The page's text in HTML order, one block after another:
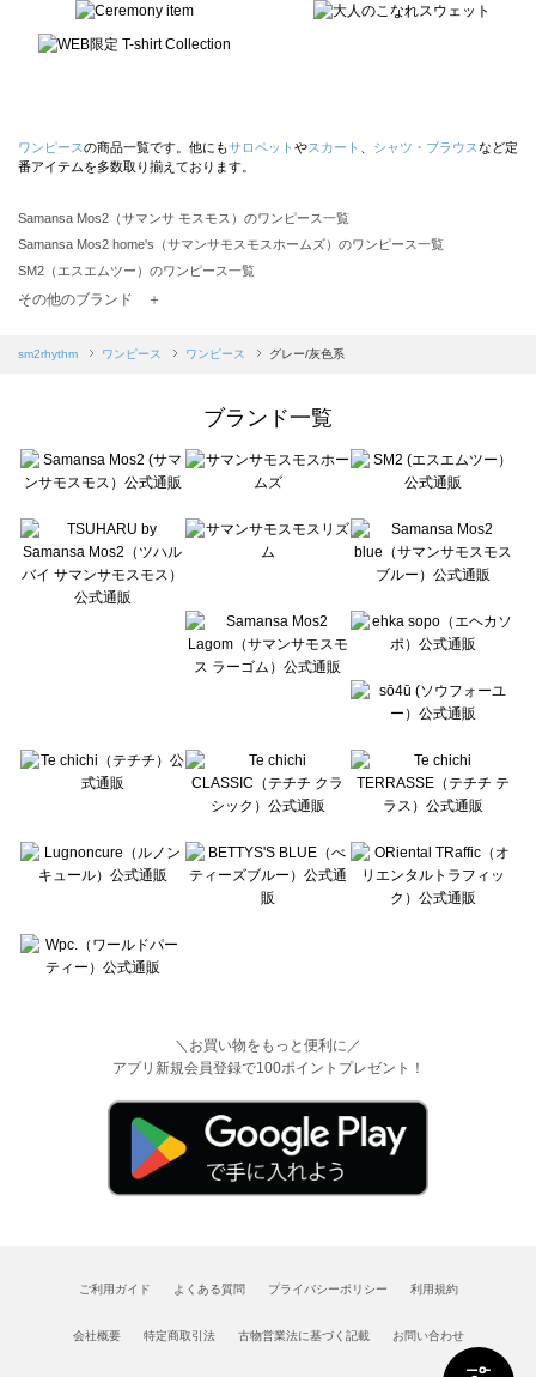
ワンピースの商品一覧です。他にもサロペット やスカート シャツ・ブラウスなど定
番アイテムを多数取り揃えております。
Samansa Mos2（サマンサ モスモス）のワンピース一覧
Samansa Mos2 home's（サマンサモスモスホームズ）のワンピース一覧
SM2（エスエムツー）のワンピース一覧
TSUHARU by Samansa Mos2（ツハルバイサマンサモスモス）のワンピース一覧
Samansa Mos2 blue（サマンサモスモス ブルー）のワンピース一覧
sō4ū（ソウフォーユー）のワンピース一覧
Te chichi（テチチ）のワンピース一覧
Te chichi CLASSIC（テチチ クラシック）のワンピース一覧
Lugnoncure（ルノンキュール）のワンピース一覧
BETTY'S BLUE（べティーズブルー）のワンピース一覧
Wpc.（ワールドパーティー）のワンピース一覧
その他のブランド ＋
sm2rhythm ワンピース ワンピース グレー/灰色系
ブランド一覧
＼お買い物をもっと便利に／
アプリ新規会員登録で100ポイントプレゼント！
ご利用ガイド よくある質問 プライバシーポリシー 利用規約
会社概要 特定商取引法 古物営業法に基づく記載 お問い合わせ